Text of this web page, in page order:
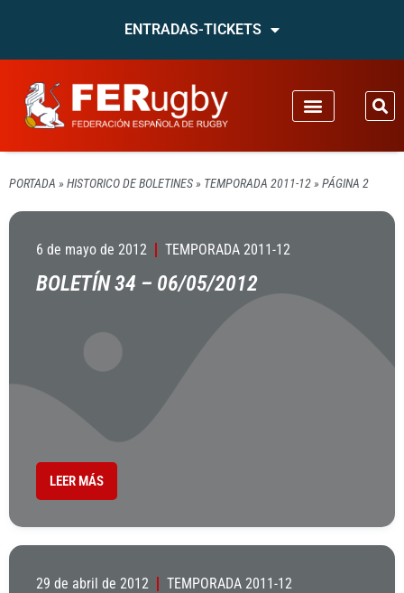
ENTRADAS-TICKETS
PORTADA » HISTORICO DE BOLETINES» TEMPORADA 2011-12» PÁGINA 2
6 de mayo de 2012 TEMPORADA 2011-12
BOLETÍN 34 – 06/05/2012
LEER MÁS
29 de abril de 2012 TEMPORADA 2011-12